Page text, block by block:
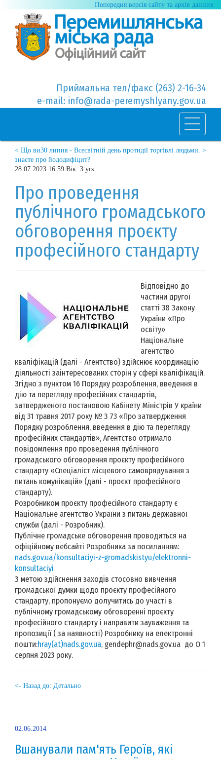
Попередня версія сайту та архів данних
Приймальна тел/факс (263) 2-16-34
e-mail: info@rada-peremyshlyany.gov.ua
30 липня - Всесвітній день протидії торгівлі людьми. >
< Що ви
знаєте про йододифіцит?
28.07.2023 16:59 Вік: 3 yrs
Про проведення
публічного громадського
обговорення проєкту
професійного стандарту
Відповідно до
частини другої
статті 38 Закону
України «Про
освіту»
Національне
агентство
кваліфікацій (далі - Агентство) здійснює координацію
діяльності заінтересованих сторін у сфері кваліфікацій.
Згідно з пунктом 16 Порядку розроблення, введення в
дію та перегляду професійних стандартів,
затвердженого постановою Кабінету Міністрів У країни
від 31 травня 2017 року № 3 73 «Про затвердження
Порядку розроблення, введення в дію та перегляду
професійних стандартів», Агентство отримало
повідомлення про проведення публічного
громадського обговорення проєкту професійного
стандарту «Спеціаліст місцевого самоврядування з
питань комунікацій» (далі - проєкт професійного
стандарту).
Розробником проєкту професійного стандарту є
Національне агентство України з питань державної
служби (далі - Розробник).
Публічне громадське обговорення проводиться на
офіційному вебсайті Розробника за посиланням:
nads.gov.ua/konsultaciyi-z-gromadskistyu/elektronni-
konsultaciyi
З метою здійснення заходів стосовно вивчення
громадської думки щодо проєкту професійного
стандарту, пропонуємо долучитись до участі в
публічному громадському обговоренні проєкту
професійного стандарту і направити зауваження та
пропозиції ( за наявності) Розробнику на електронні
пошти:hray(at)nads.gov.ua, gendephr@nads.gov.ua до О 1
серпня 2023 року.
<- Назад до: Детально
02.06.2014
Вшанували пам'ять Героїв, які